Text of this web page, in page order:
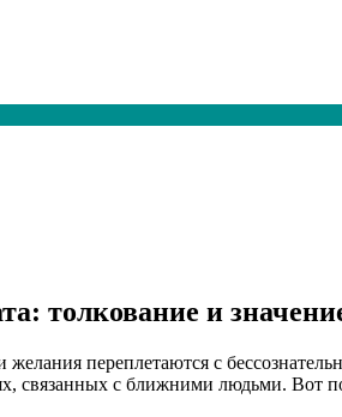
толкование и
переплетаются с
связанных с ближними людьми.